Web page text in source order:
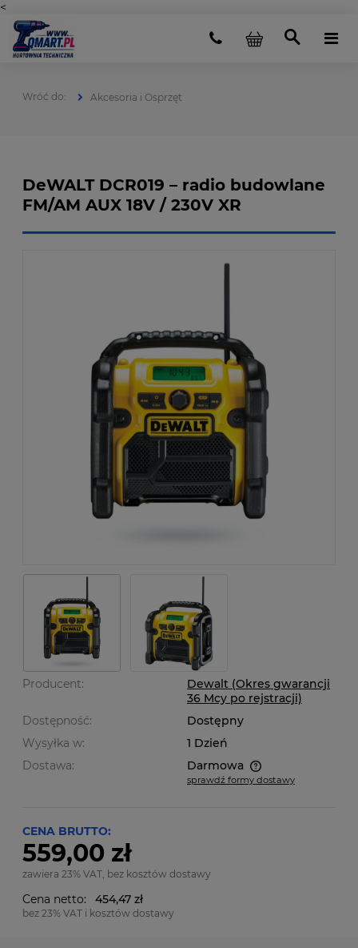
<
Akcesoria i Osprzęt
DeWALT DCR019 – radio budowlane
FM/AM AUX 18V / 230V XR
Producent:
Dewalt (Okres gwarancji
36 Mcy po rejstracji)
Dostępność:
Dostępny
Wysyłka w:
1 Dzień
Dostawa:
Darmowa
Cena nie zawiera ewentualnych kosztów płatności
sprawdź formy dostawy
CENA BRUTTO:
559,00 zł
zawiera 23% VAT, bez kosztów dostawy
Cena netto: 454,47 zł
bez 23% VAT i kosztów dostawy